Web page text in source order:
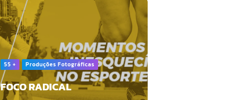
55 + Produções Fotográficas
FOCO RADICAL